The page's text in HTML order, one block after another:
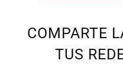
COMPARTE
TUS